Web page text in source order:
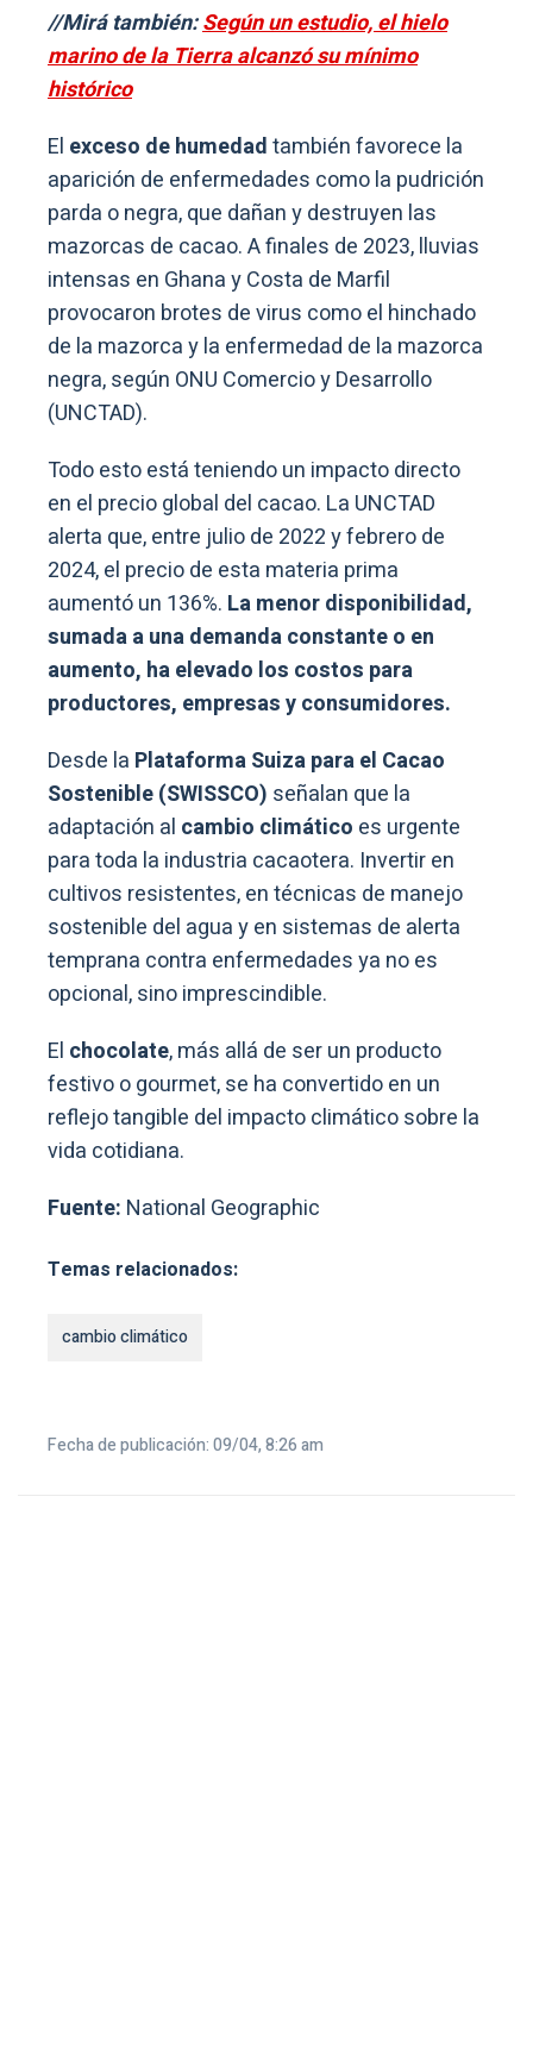
//Mirá también:Según un estudio, el hielo
marino de la Tierra alcanzó su mínimo
histórico
El exceso de humedadtambién favorece la
aparición de enfermedades como la pudrición
parda o negra, que dañan y destruyen las
mazorcas de cacao. A finales de 2023, lluvias
intensas en Ghana y Costa de Marfil
provocaron brotes de virus como el hinchado
de la mazorca y la enfermedad de la mazorca
negra, según ONU Comercio y Desarrollo
(UNCTAD).
Todo esto está teniendo un impacto directo
en el precio global del cacao. La UNCTAD
alerta que, entre julio de 2022 y febrero de
2024, el precio de esta materia prima
aumentó un 136%. La menor disponibilidad,
sumada a una demanda constante o en
aumento, ha elevado los costos para
productores, empresas y consumidores.
Desde la Plataforma Suiza para el Cacao
Sostenible (SWISSCO) señalan que la
adaptación al cambio climático es urgente
para toda la industria cacaotera. Invertir en
cultivos resistentes, en técnicas de manejo
sostenible del agua y en sistemas de alerta
temprana contra enfermedades ya no es
opcional, sino imprescindible.
El chocolate, más allá de ser un producto
festivo o gourmet, se ha convertido en un
reflejo tangible del impacto climático sobre la
vida cotidiana.
Fuente: National Geographic
Temas relacionados:
cambio climático
Fecha de publicación: 09/04, 8:26 am